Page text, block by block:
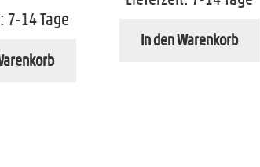
7-14 Tage
In den Warenkorb